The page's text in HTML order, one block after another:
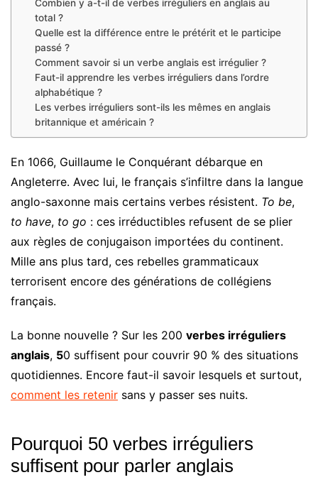
Combien y a-t-il de verbes irréguliers en anglais au
total ?
Quelle est la différence entre le prétérit et le participe
passé ?
Comment savoir si un verbe anglais est irrégulier ?
Faut-il apprendre les verbes irréguliers dans l’ordre
alphabétique ?
Les verbes irréguliers sont-ils les mêmes en anglais
britannique et américain ?
En 1066, Guillaume le Conquérant débarque en
Angleterre. Avec lui, le français s’infiltre dans la langue
anglo-saxonne mais certains verbes résistent. To be,
to have, to go : ces irréductibles refusent de se plier
aux règles de conjugaison importées du continent.
Mille ans plus tard, ces rebelles grammaticaux
terrorisent encore des générations de collégiens
français.
La bonne nouvelle ? Sur les 200 verbes irréguliers
anglais, 50 suffisent pour couvrir 90 % des situations
quotidiennes. Encore faut-il savoir lesquels et surtout,
comment les retenir sans y passer ses nuits.
Pourquoi 50 verbes irréguliers
suffisent pour parler anglais